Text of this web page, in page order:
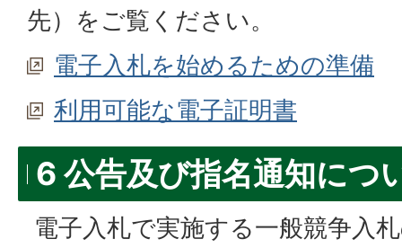
先）をご覧ください。
電子入札を始めるための準備
利用可能な電子証明書
6 公告及び指名通知につ
電子入札で実施する一般競争入